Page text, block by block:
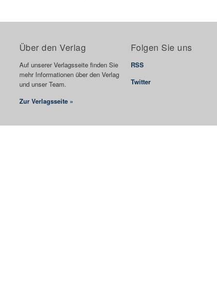
Über den Verlag
Auf unserer Verlagsseite finden Sie
mehr Informationen über den Verlag
und unser Team.
Zur Verlagsseite »
Folgen Sie uns
RSS
Twitter